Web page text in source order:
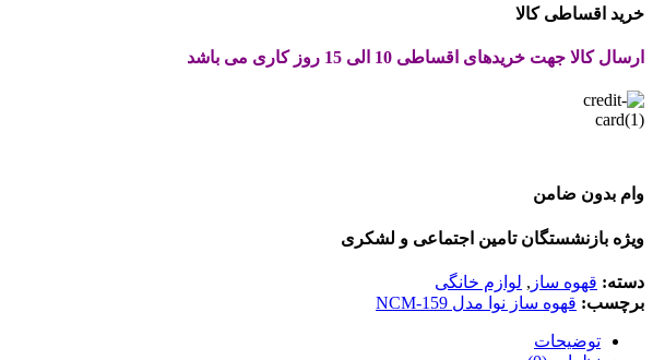
خرید اقساطی کالا
ارسال کالا جهت خریدهای اقساطی 10 الی 15 روز کاری می باشد
وام بدون ضامن
ویژه بازنشستگان تامین اجتماعی و لشکری
دسته: قهوه ساز , لوازم خانگی
برچسب: قهوه ساز نوا مدل NCM-159
توضیحات